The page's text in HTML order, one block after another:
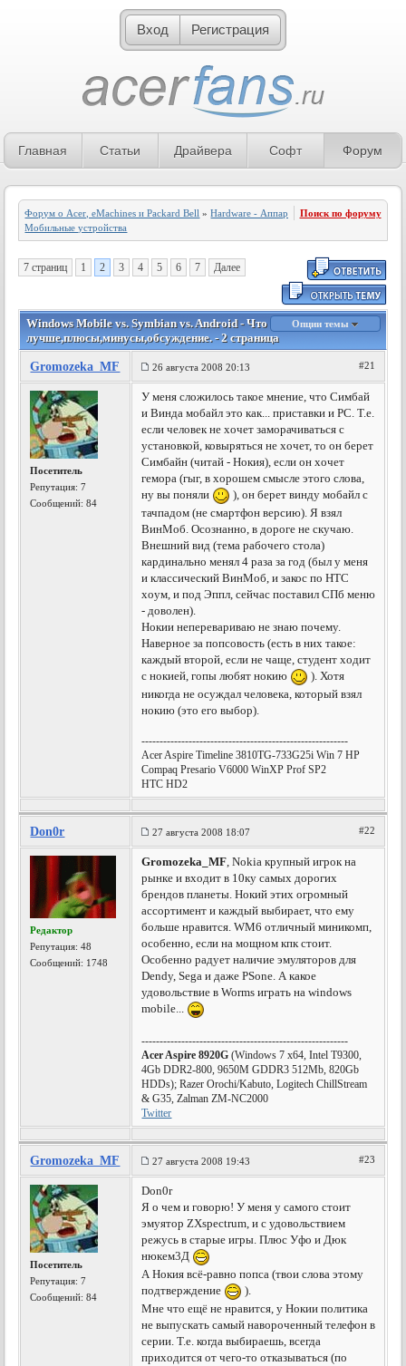
Вход Регистрация
Главная Статьи Драйвера Софт Форум
Форум о Acer, eMachines и Packard Bell »Hardware - Аппаратное обеспечение»
Мобильные устройства
Поиск по форуму
7 страниц 1 2 3 4 5 6 7 Далее
Windows Mobile vs. Symbian vs. Android - Что
лучше,плюсы,минусы,обсуждение. - 2 страница
Опции темы
Gromozeka_MF 26 августа 2008 20:13 #21
Посетитель
Репутация:7
Сообщений: 84
У меня сложилось такое мнение, что Симбай
и Винда мобайл это как... приставки и РС. Т.е.
если человек не хочет заморачиваться с
установкой, ковыряться не хочет, то он берет
Симбайн (читай - Нокия), если он хочет
гемора (гыг, в хорошем смысле этого слова,
ну вы поняли
), он берет винду мобайл с
тачпадом (не смартфон версию). Я взял
ВинМоб. Осознанно, в дороге не скучаю.
Внешний вид (тема рабочего стола)
кардинально менял 4 раза за год (был у меня
и классический ВинМоб, и закос по НТС
хоум, и под Эппл, сейчас поставил СПб меню
- доволен).
Нокии неперевариваю не знаю почему.
Наверное за попсовость (есть в них такое:
каждый второй, если не чаще, студент ходит
с нокией, гопы любят нокию
). Хотя
никогда не осуждал человека, который взял
нокию (это его выбор).
---------------------------------------------------------
Acer Aspire Timeline 3810TG-733G25i Win 7 HP
Compaq Presario V6000 WinXP Prof SP2
HTC HD2
Don0r 27 августа 2008 18:07 #22
Редактор
Репутация:48
Сообщений: 1748
Gromozeka_MF, Nokia крупный игрок на
рынке и входит в 10ку самых дорогих
брендов планеты. Нокий этих огромный
ассортимент и каждый выбирает, что ему
больше нравится. WM6 отличный миникомп,
особенно, если на мощном кпк стоит.
Особенно радует наличие эмуляторов для
Dendy, Sega и даже PSone. А какое
удовольствие в Worms играть на windows
mobile...
---------------------------------------------------------
Acer Aspire 8920G (Windows 7 x64, Intel T9300,
4Gb DDR2-800, 9650M GDDR3 512Mb, 820Gb
HDDs); Razer Orochi/Kabuto, Logitech ChillStream
& G35, Zalman ZM-NC2000
Twitter
Gromozeka_MF 27 августа 2008 19:43 #23
Посетитель
Репутация:7
Сообщений: 84
Don0r
Я о чем и говорю! У меня у самого стоит
эмуятор ZXspectrum, и с удовольствием
режусь в старые игры. Плюс Уфо и Дюк
нюкем3Д
А Нокия всё-равно попса (твои слова этому
подтверждение
).
Мне что ещё не нравится, у Нокии политика
не выпускать самый навороченный телефон в
серии. Т.е. когда выбираешь, всегда
приходится от чего-то отказываться (по